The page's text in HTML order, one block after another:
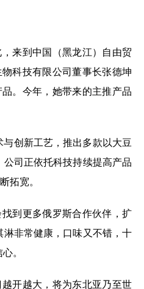
来到中国（黑龙江）自由贸
科技有限公司董事长张德坤
。今年，她带来的主推产品
创新工艺，推出多款以大豆
司正依托科技持续提高产品
拓宽。
到更多俄罗斯合作伙伴，扩
淋非常健康，口味又不错，十
。
开越大，将为东北亚乃至世